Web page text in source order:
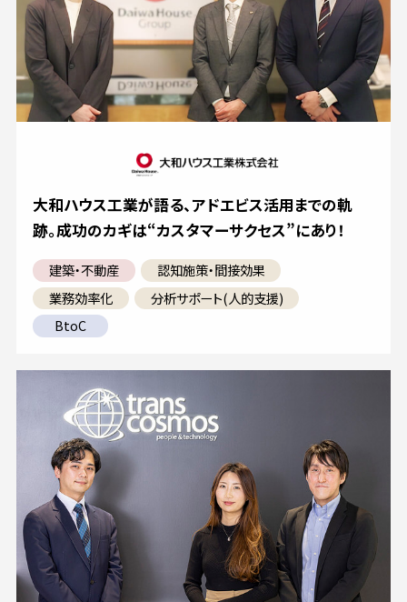
大和ハウス工業が語る、アドエビス活用までの軌
跡。成功のカギは“カスタマーサクセス”にあり！
建築・不動産
認知施策・間接効果
業務効率化
分析サポート(人的支援)
BtoC